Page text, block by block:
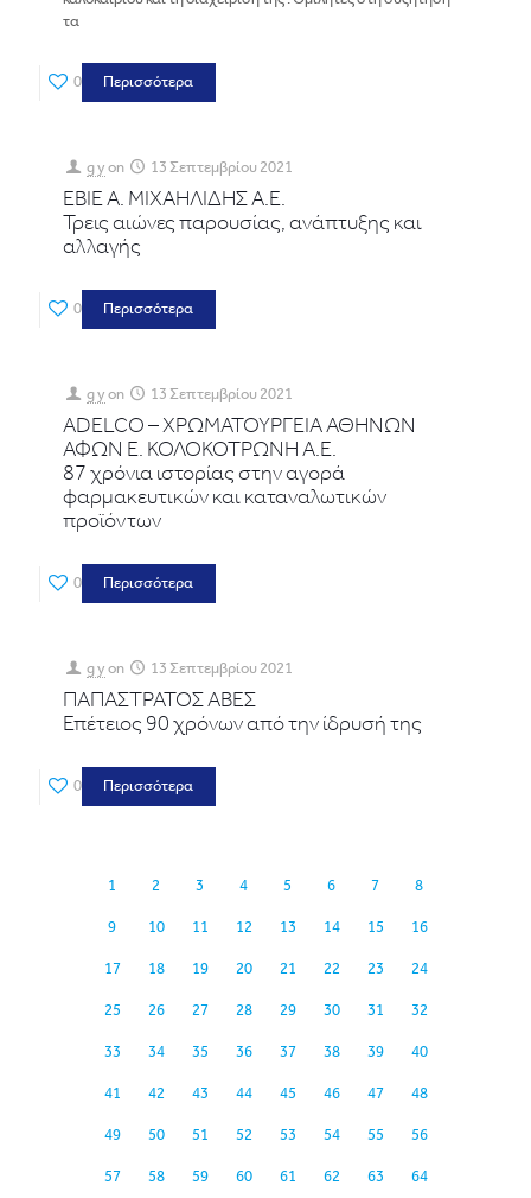
τα
0 Περισσότερα
g y on 13 Σεπτεμβρίου 2021
ΕΒΙΕ Α. ΜΙΧΑΗΛΙΔΗΣ Α.Ε.
Τρεις αιώνες παρουσίας, ανάπτυξης και
αλλαγής
0 Περισσότερα
g y on 13 Σεπτεμβρίου 2021
ADELCO – ΧΡΩΜΑΤΟΥΡΓΕΙΑ ΑΘΗΝΩΝ
ΑΦΩΝ Ε. ΚΟΛΟΚΟΤΡΩΝΗ Α.Ε.
87 χρόνια ιστορίας στην αγορά
φαρμακευτικών και καταναλωτικών
προϊόντων
0 Περισσότερα
g y on 13 Σεπτεμβρίου 2021
ΠΑΠΑΣΤΡΑΤΟΣ ΑΒΕΣ
Επέτειος 90 χρόνων από την ίδρυσή της
0 Περισσότερα
1 2 3 4 5 6 7 8
9 10 11 12 13 14 15 16
17 18 19 20 21 22 23 24
25 26 27 28 29 30 31 32
33 34 35 36 37 38 39 40
41 42 43 44 45 46 47 48
49 50 51 52 53 54 55 56
57 58 59 60 61 62 63 64